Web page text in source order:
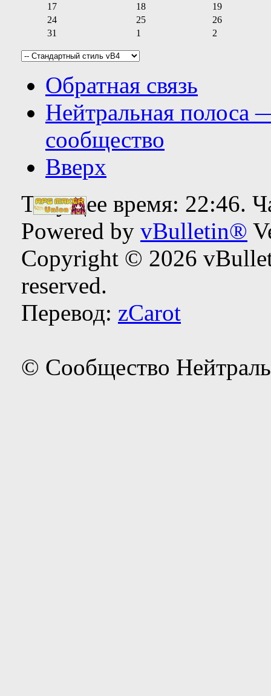
17
18
19
24
25
26
31
1 2
Обратная связь
Нейтральная полоса
сообщество
Вверх
Текущее время: 22:46.
Powered by vBulletin®
Copyright © 2026
reserved.
Перевод: zCarot
© Сообщество